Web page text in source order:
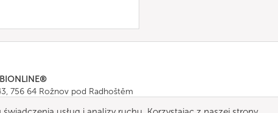
756 64 Rožnov pod Radhoštěm